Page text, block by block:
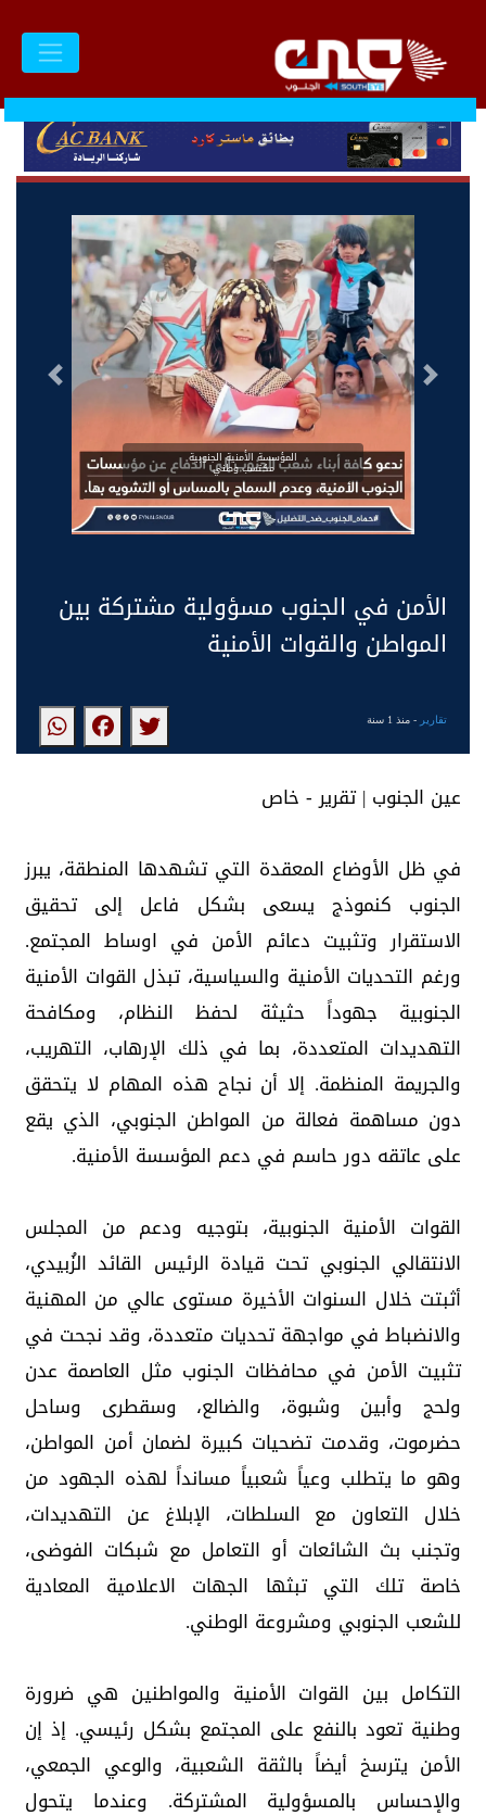
المؤسسة الأمنية الجنوبية
مكتسب وطني
التالى السابق
الأمن في الجنوب مسؤولية مشتركة بين
المواطن والقوات الأمنية
تقارير - منذ 1 سنة
عين الجنوب | تقرير - خاص
في ظل الأوضاع المعقدة التي تشهدها المنطقة، يبرز
الجنوب كنموذج يسعى بشكل فاعل إلى تحقيق
الاستقرار وتثبيت دعائم الأمن في اوساط المجتمع.
ورغم التحديات الأمنية والسياسية، تبذل القوات الأمنية
الجنوبية جهوداً حثيثة لحفظ النظام، ومكافحة
التهديدات المتعددة، بما في ذلك الإرهاب، التهريب،
والجريمة المنظمة. إلا أن نجاح هذه المهام لا يتحقق
دون مساهمة فعالة من المواطن الجنوبي، الذي يقع
على عاتقه دور حاسم في دعم المؤسسة الأمنية.
القوات الأمنية الجنوبية، بتوجيه ودعم من المجلس
الانتقالي الجنوبي تحت قيادة الرئيس القائد الزُبيدي،
أثبتت خلال السنوات الأخيرة مستوى عالي من المهنية
والانضباط في مواجهة تحديات متعددة، وقد نجحت في
تثبيت الأمن في محافظات الجنوب مثل العاصمة عدن
ولحج وأبين وشبوة، والضالع، وسقطرى وساحل
حضرموت، وقدمت تضحيات كبيرة لضمان أمن المواطن،
وهو ما يتطلب وعياً شعبياً مسانداً لهذه الجهود من
خلال التعاون مع السلطات، الإبلاغ عن التهديدات،
وتجنب بث الشائعات أو التعامل مع شبكات الفوضى،
خاصة تلك التي تبثها الجهات الاعلامية المعادية
للشعب الجنوبي ومشروعة الوطني.
التكامل بين القوات الأمنية والمواطنين هي ضرورة
وطنية تعود بالنفع على المجتمع بشكل رئيسي. إذ إن
الأمن يترسخ أيضاً بالثقة الشعبية، والوعي الجمعي،
والإحساس بالمسؤولية المشتركة. وعندما يتحول